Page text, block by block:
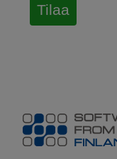
Tilaa